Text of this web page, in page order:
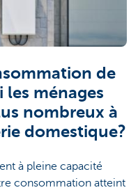
de
les ménages
nombreux à
domestique?
à pleine capacité
consommation atteint